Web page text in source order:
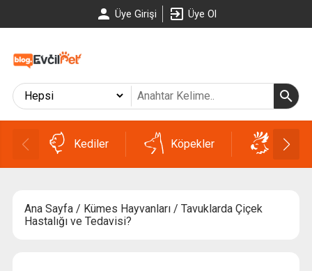
Üye Girişi Üye Ol
Kediler Köpekler Kuşlar
Ana Sayfa / Kümes Hayvanları / Tavuklarda Çiçek
Hastalığı ve Tedavisi?